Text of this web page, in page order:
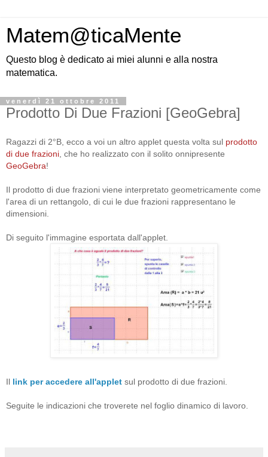
Matem@ticaMente
Questo blog è dedicato ai miei alunni e alla nostra
matematica.
venerdì 21 ottobre 2011
Prodotto Di Due Frazioni [GeoGebra]
Ragazzi di 2°B, ecco a voi un altro applet questa volta sul prodotto
di due frazioni , che ho realizzato con il solito onnipresente
GeoGebra!
Il prodotto di due frazioni viene interpretato geometricamente come
l'area di un rettangolo, di cui le due frazioni rappresentano le
dimensioni.
Di seguito l'immagine esportata dall'applet.
Il link per accedere all'applet sul prodotto di due frazioni.
Seguite le indicazioni che troverete nel foglio dinamico di lavoro.